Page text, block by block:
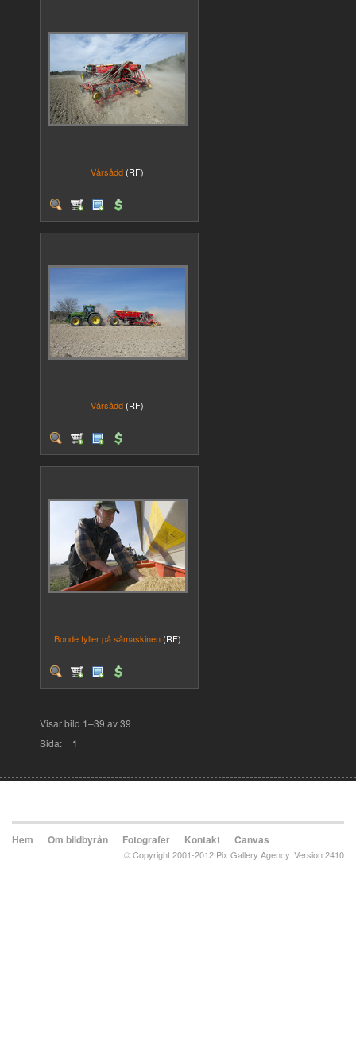
Vårsådd (RF)
Vårsådd (RF)
Bonde fyller på såmaskinen (RF)
Visar bild 1–39 av 39
Sida:
1
Hem Om bildbyrån Fotografer Kontakt Canvas
© Copyright 2001-2012 Pix Gallery Agency. Version:2410